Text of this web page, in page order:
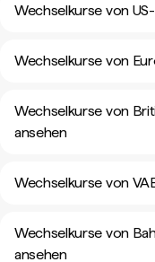
Wechselkurse von
Wechselkurse von
Wechselkurse von
ansehen
Wechselkurse von
Wechselkurse von
ansehen